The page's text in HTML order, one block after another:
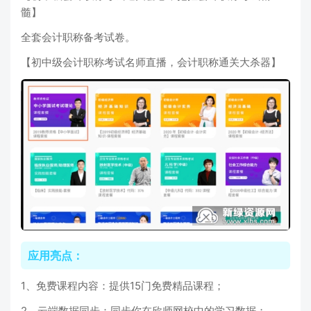
髓】
全套会计职称备考试卷。
【初中级会计职称考试名师直播，会计职称通关大杀器】
应用亮点：
1、免费课程内容：提供15门免费精品课程；